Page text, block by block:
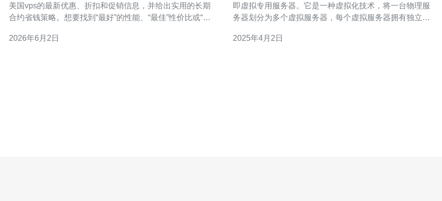
美国vps的最新优惠、折扣和促销信息，并给出实用的长期
合约省钱策略。想要找到“最好”的性能、“最佳”性价比或“最
延迟之间权衡，同时利用厂家限时促销、优惠码与年付折
2026年6月2日
即虚拟专用服务器。它是一种虚拟化技术，将一台物理服
务器划分为多个虚拟服务器，每个虚拟服务器拥有独立的
和互联网发展最为先进的国家之一，VPS在美国有着广泛
2025年4月2日